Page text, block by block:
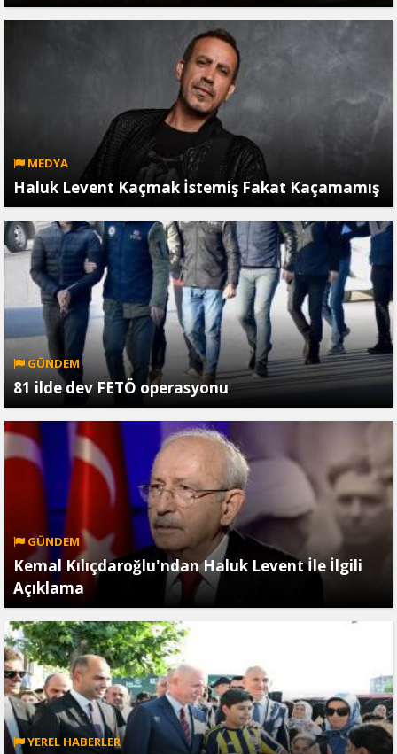
MEDYA
Haluk Levent Kaçmak İstemiş Fakat Kaçamamış
GÜNDEM
81 ilde dev FETÖ operasyonu
GÜNDEM
Kemal Kılıçdaroğlu'ndan Haluk Levent İle İlgili
Açıklama
YEREL HABERLER